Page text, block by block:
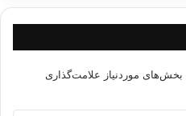
بخش‌های موردنیاز علامت‌گذاری